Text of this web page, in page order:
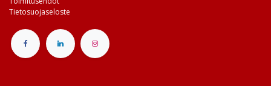
Tietosuojaseloste